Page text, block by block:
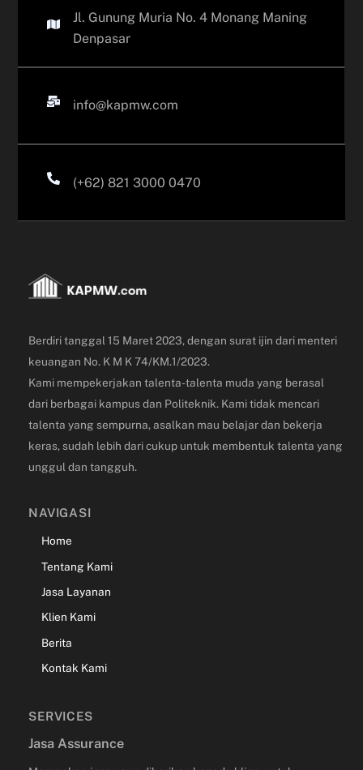
Jl. Gunung Muria No. 4 Monang Maning
Denpasar
info@kapmw.com
(+62) 821 3000 0470
Berdiri tanggal 15 Maret 2023, dengan surat ijin dari menteri
keuangan No. K M K 74/KM.1/2023.
Kami mempekerjakan talenta-talenta muda yang berasal
dari berbagai kampus dan Politeknik. Kami tidak mencari
talenta yang sempurna, asalkan mau belajar dan bekerja
keras, sudah lebih dari cukup untuk membentuk talenta yang
unggul dan tangguh.
NAVIGASI
Home
Tentang Kami
Jasa Layanan
Klien Kami
Berita
Kontak Kami
SERVICES
Jasa Assurance